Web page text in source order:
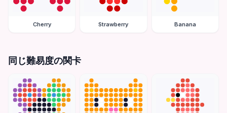
Cherry Strawberry Banana
同じ難易度の関卡